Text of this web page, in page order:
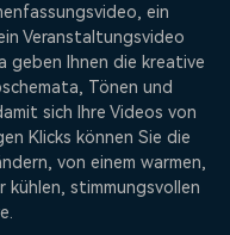
ein
Veranstaltungsvideo
geben Ihnen die kreative
Tönen und
sich Ihre Videos von
Klicks können Sie die
von einem warmen,
kühlen, stimmungsvollen